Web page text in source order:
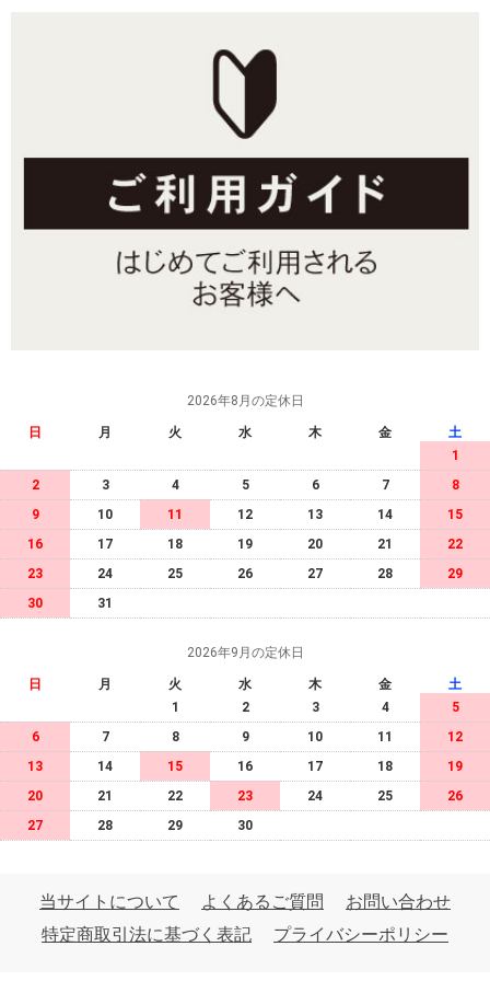
2026年8月の定休日
日 月 火 水 木 金
土
1
2
3 4 5 6 7
8
9
10 11 12 13 14
15
16
17 18 19 20 21
22
23
24 25 26 27 28
29
30
31
2026年9月の定休日
日 月 火 水 木 金
土
1
2 3 4
5
6
7 8 9 10 11
12
13
14 15 16 17 18
19
20
21 22 23 24 25
26
27
28 29 30
当サイトについて よくあるご質問
お問い合わせ
特定商取引法に基づく表記
プライバシーポリシー